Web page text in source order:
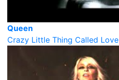
Queen
Crazy Little Thing Called Love